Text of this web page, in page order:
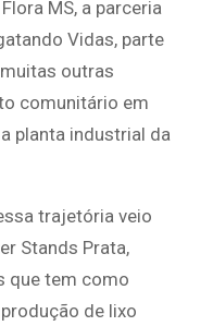
MS, a parceria
Vidas, parte
outras
comunitário em
planta industrial da
trajetória veio
Stands Prata,
que tem como
de lixo